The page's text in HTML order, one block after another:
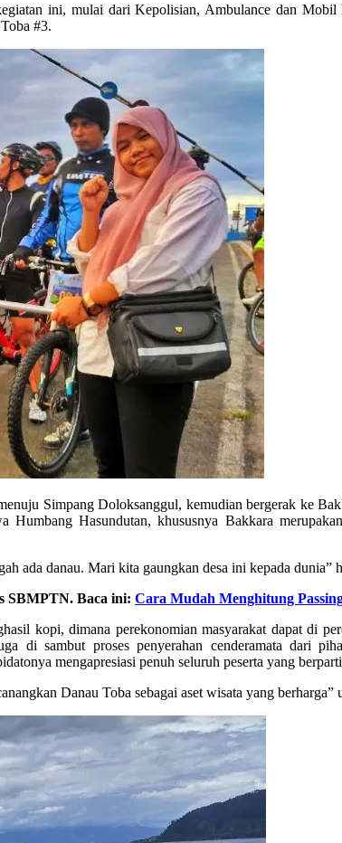
ini, mulai dari Kepolisian, Ambulance dan
#3.
Simpang Doloksanggul, kemudian bergerak ke
Humbang Hasundutan, khususnya Bakkara
ada danau. Mari kita gaungkan desa ini kepada dunia”
SBMPTN. Baca ini: Cara Mudah Menghitung
kopi, dimana perekonomian masyarakat dapat di
di sambut proses penyerahan cenderamata dari
mengapresiasi penuh seluruh peserta yang
Danau Toba sebagai aset wisata yang berharga”